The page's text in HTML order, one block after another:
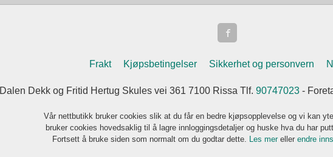
Frakt Kjøpsbetingelser Sikkerhet og personvern
Dalen Dekk og Fritid Hertug Skules vei 361 7100 Rissa Tlf. 90747023 -
Vår nettbutikk bruker cookies slik at du får en bedre kjøpsopplevelse og vi kan
bruker cookies hovedsaklig til å lagre innloggingsdetaljer og huske hva du har
Fortsett å bruke siden som normalt om du godtar dette.
Les mer eller endre